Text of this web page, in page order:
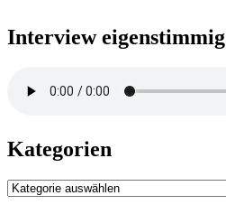
Interview eigenstimmig
Kategorien
Kategorien